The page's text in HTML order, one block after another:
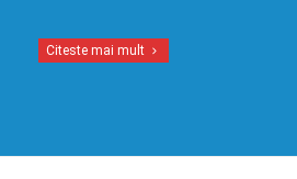
Citeste mai mult